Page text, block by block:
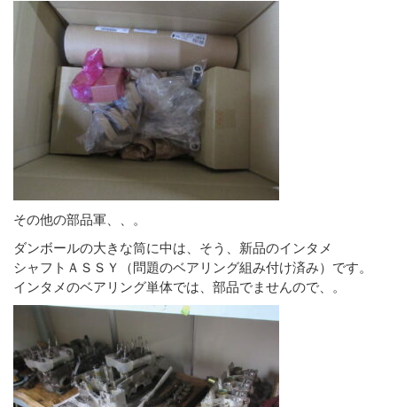
その他の部品軍、、。
ダンボールの大きな筒に中は、そう、新品のインタメ
シャフトＡＳＳＹ（問題のベアリング組み付け済み）です。
インタメのベアリング単体では、部品でませんので、。